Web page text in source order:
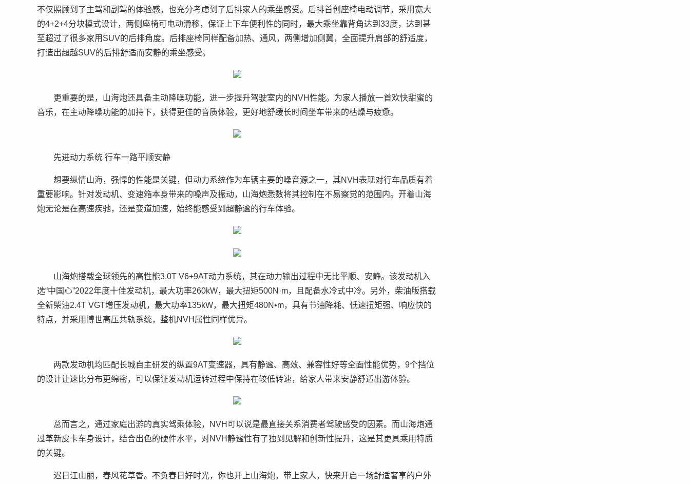
不仅照顾到了主驾和副驾的体验感，也充分考虑到了后排家人的乘坐感受。后排首创座椅电动调节，采用宽大
的4+2+4分块模式设计，两侧座椅可电动滑移，保证上下车便利性的同时，最大乘坐靠背角达到33度，达到甚
至超过了很多家用SUV的后排角度。后排座椅同样配备加热、通风，两侧增加侧翼，全面提升肩部的舒适度，
打造出超越SUV的后排舒适而安静的乘坐感受。
更重要的是，山海炮还具备主动降噪功能，进一步提升驾驶室内的NVH性能。为家人播放一首欢快甜蜜的
音乐，在主动降噪功能的加持下，获得更佳的音质体验，更好地舒缓长时间坐车带来的枯燥与疲惫。
先进动力系统 行车一路平顺安静
想要纵情山海，强悍的性能是关键，但动力系统作为车辆主要的噪音源之一，其NVH表现对行车品质有着
重要影响。针对发动机、变速箱本身带来的噪声及振动，山海炮悉数将其控制在不易察觉的范围内。开着山海
炮无论是在高速疾驰，还是变道加速，始终能感受到超静谧的行车体验。
山海炮搭载全球领先的高性能3.0T V6+9AT动力系统，其在动力输出过程中无比平顺、安静。该发动机入
选“中国心”2022年度十佳发动机，最大功率260kW，最大扭矩500N·m，且配备水冷式中冷。另外，柴油版搭载
全新柴油2.4T VGT增压发动机，最大功率135kW，最大扭矩480N•m，具有节油降耗、低速扭矩强、响应快的
特点，并采用博世高压共轨系统，整机NVH属性同样优异。
两款发动机均匹配长城自主研发的纵置9AT变速器，具有静谧、高效、兼容性好等全面性能优势，9个挡位
的设计让速比分布更绵密，可以保证发动机运转过程中保持在较低转速，给家人带来安静舒适出游体验。
总而言之，通过家庭出游的真实驾乘体验，NVH可以说是最直接关系消费者驾驶感受的因素。而山海炮通
过革新皮卡车身设计，结合出色的硬件水平，对NVH静谧性有了独到见解和创新性提升，这是其更具乘用特质
的关键。
迟日江山丽，春风花草香。不负春日好时光，你也开上山海炮，带上家人，快来开启一场舒适奢享的户外